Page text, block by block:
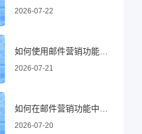
2026-07-22
2026-07-21
2026-07-20